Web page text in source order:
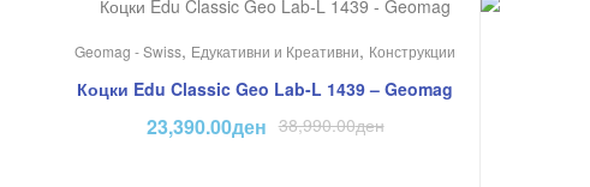
Geomag - Swiss, Едукативни и Креативни, Конструкции
Коцки Edu Classic Geo Lab-L 1439 – Geomag
38,990.00ден
23,390.00ден